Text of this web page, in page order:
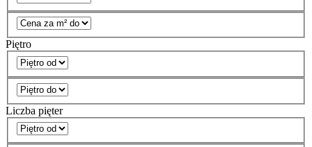
Piętro
Liczba pięter